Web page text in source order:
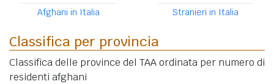
Afghani in Italia Stranieri in Italia
Classifica per provincia
Classifica delle province del TAA ordinata per numero di
residenti afghani